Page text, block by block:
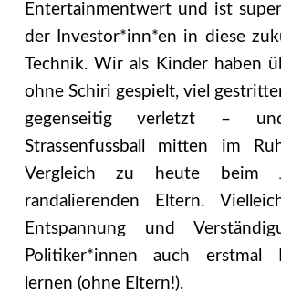
Entertainmentwert und ist
der Investor*inn*en in diese
Technik. Wir als Kinder haben
ohne Schiri gespielt, viel
gegenseitig verletzt –
Strassenfussball mitten im
Vergleich zu heute beim
randalierenden Eltern.
Entspannung und
Politiker*innen auch erstmal
lernen (ohne Eltern!).